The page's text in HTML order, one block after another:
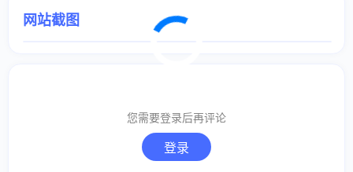
网站截图
您需要登录后再评论
登录
取消 回复